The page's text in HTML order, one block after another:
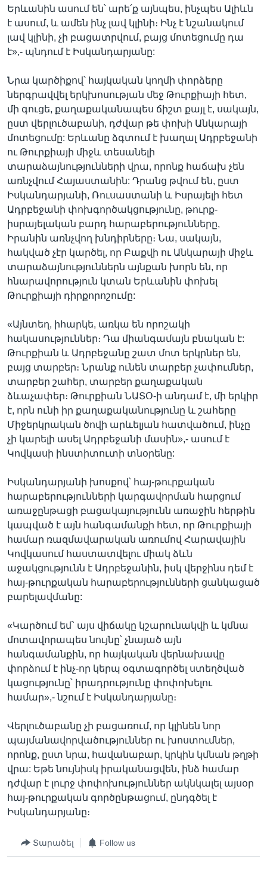
Երևանին ասում են՝ արե՛ք այնպես, ինչպես Ալիևն
է ասում, և ամեն ինչ լավ կլինի։ Ինչ է նշանակում
լավ կլինի, չի բացատրվում, բայց մոտեցումը դա
է»,- պնդում է Իսկանդարյանը:
Նրա կարծիքով՝ հայկական կողմի փորձերը
ներգրավվել երկխոսության մեջ Թուրքիայի հետ,
մի գուցե, քաղաքականապես ճիշտ քայլ է, սակայն,
ըստ վերլուծաբանի, դժվար թե փոխի Անկարայի
մոտեցումը: Երևանը ձգտում է խաղալ Ադրբեջանի
ու Թուրքիայի միջև տեսանելի
տարաձայնությունների վրա, որոնք հաճախ չեն
առնչվում Հայաստանին: Դրանց թվում են, ըստ
Իսկանդարյանի, Ռուսաստանի և Իսրայելի հետ
Ադրբեջանի փոխգործակցությունը, թուրք-
իսրայելական բարդ հարաբերությունները,
Իրանին առնչվող խնդիրները։ Նա, սակայն,
հակված չէր կարծել, որ Բաքվի ու Անկարայի միջև
տարաձայնություններն այնքան խորն են, որ
հնարավորություն կտան Երևանին փոխել
Թուրքիայի դիրքորոշումը:
«Այնտեղ, իհարկե, առկա են որոշակի
հակասություններ։ Դա միանգամայն բնական է:
Թուրքիան և Ադրբեջանը շատ մոտ երկրներ են,
բայց տարբեր։ Նրանք ունեն տարբեր չափումներ,
տարբեր շահեր, տարբեր քաղաքական
ձևաչափեր։ Թուրքիան ՆԱՏՕ-ի անդամ է, մի երկիր
է, որն ունի իր քաղաքականությունը և շահերը
Միջերկրական ծովի արևելյան հատվածում, ինչը
չի կարելի ասել Ադրբեջանի մասին»,- ասում է
Կովկասի ինստիտուտի տնօրենը:
Իսկանդարյանի խոսքով՝ հայ-թուրքական
հարաբերությունների կարգավորման հարցում
առաջընթացի բացակայությունն առաջին հերթին
կապված է այն հանգամանքի հետ, որ Թուրքիայի
համար ռազմավարական առումով Հարավային
Կովկասում հաստատվելու միակ ձևն
աջակցությունն է Ադրբեջանին, իսկ վերջինս դեմ է
հայ-թուրքական հարաբերությունների ցանկացած
բարելավմանը:
«Կարծում եմ` այս վիճակը կշարունակվի և կմնա
մոտավորապես նույնը՝ չնայած այն
հանգամանքին, որ հայկական վերնախավը
փորձում է ինչ-որ կերպ օգտագործել ստեղծված
կացությունը՝ իրադրությունը փոփոխելու
համար»,- նշում է Իսկանդարյանը։
Վերլուծաբանը չի բացառում, որ կլինեն նոր
պայմանավորվածություններ ու խոստումներ,
որոնք, ըստ նրա, հավանաբար, կրկին կմնան թղթի
վրա: Եթե նույնիսկ իրականացվեն, ինձ համար
դժվար է լուրջ փոփոխություններ ակնկալել այսօր
հայ-թուրքական գործընթացում, ընդգծել է
Իսկանդարյանը։
Տարածել Follow us